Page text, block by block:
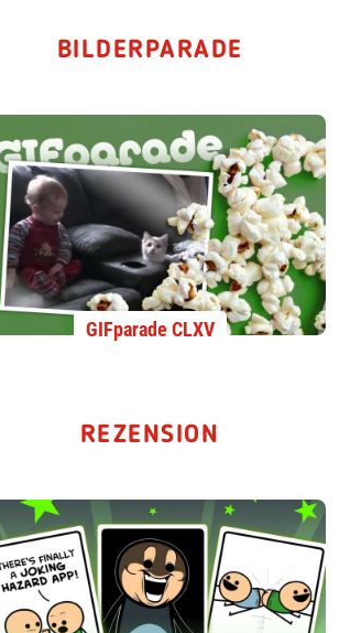
BILDERPARADE
GIFparade CLXV
REZENSION